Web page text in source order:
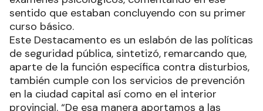
sentido que estaban concluyendo con su primer
curso básico.
Este Destacamento es un eslabón de las políticas
de seguridad pública, sintetizó, remarcando que,
aparte de la función específica contra disturbios,
también cumple con los servicios de prevención
en la ciudad capital así como en el interior
provincial. “De esa manera aportamos a las